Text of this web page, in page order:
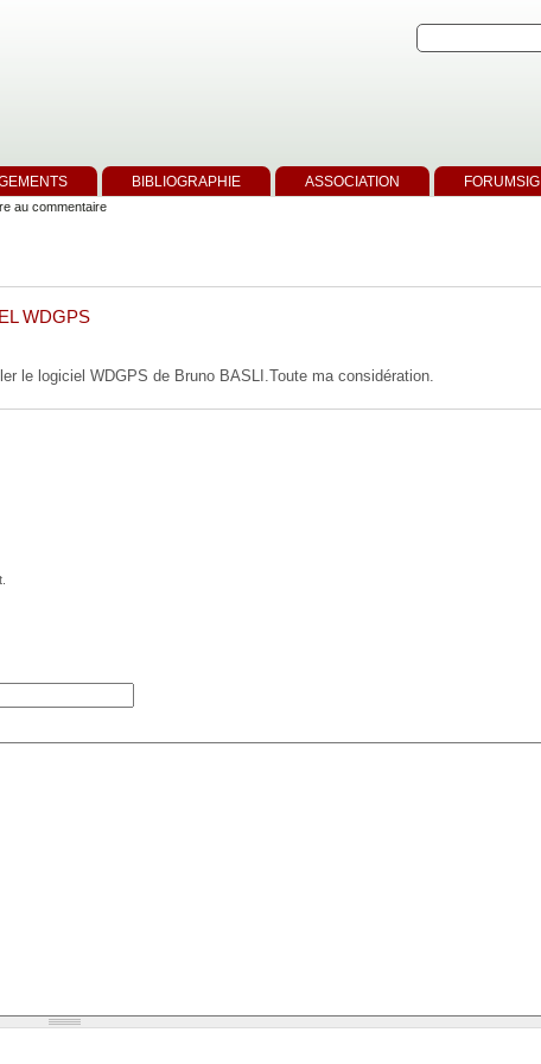
BIBLIOGRAPHIE ASSOCIATION FORUMSIG
au commentaire
WDGPS
le logiciel WDGPS de Bruno BASLI.Toute ma considération.